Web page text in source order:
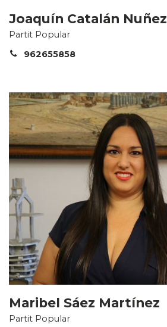
Joaquín Catalán Nuñez
Partit Popular
962655858
Maribel Sáez Martínez
Partit Popular